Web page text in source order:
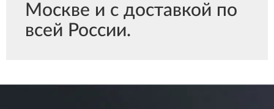
Москве и с доставкой по
всей России.